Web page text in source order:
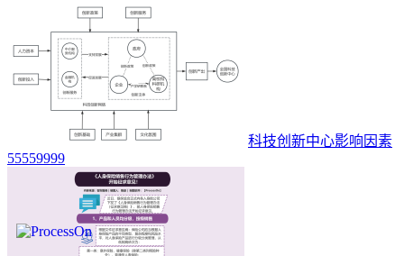
科技创新中心影响因素
55559999